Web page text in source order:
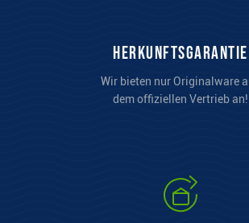
Herkunftsgarantie
Wir bieten nur Originalware
dem offiziellen Vertrieb an!